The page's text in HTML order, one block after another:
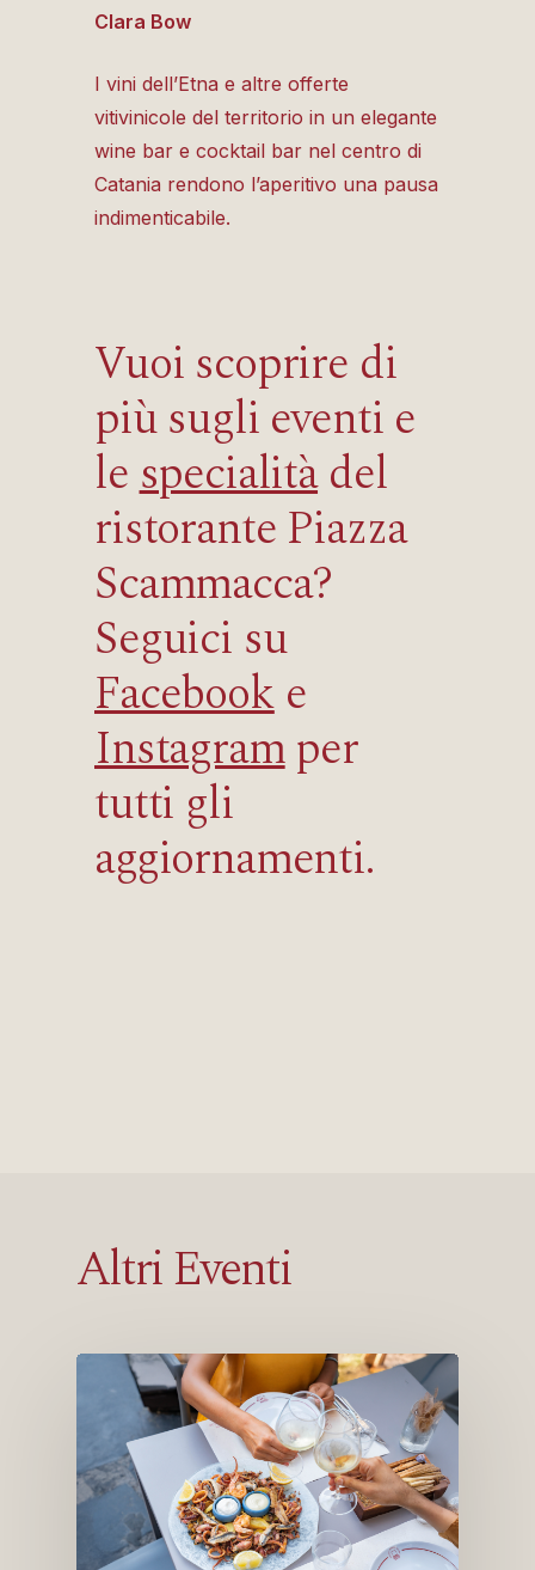
Clara Bow
I vini dell’Etna e altre offerte
vitivinicole del territorio in un elegante
wine bar e cocktail bar nel centro di
Catania rendono l’aperitivo una pausa
indimenticabile.
Vuoi scoprire di
più sugli eventi e
lespecialitàdel
ristorante Piazza
Scammacca?
Seguici su
Facebooke
Instagramper
tutti gli
aggiornamenti.
Altri Eventi